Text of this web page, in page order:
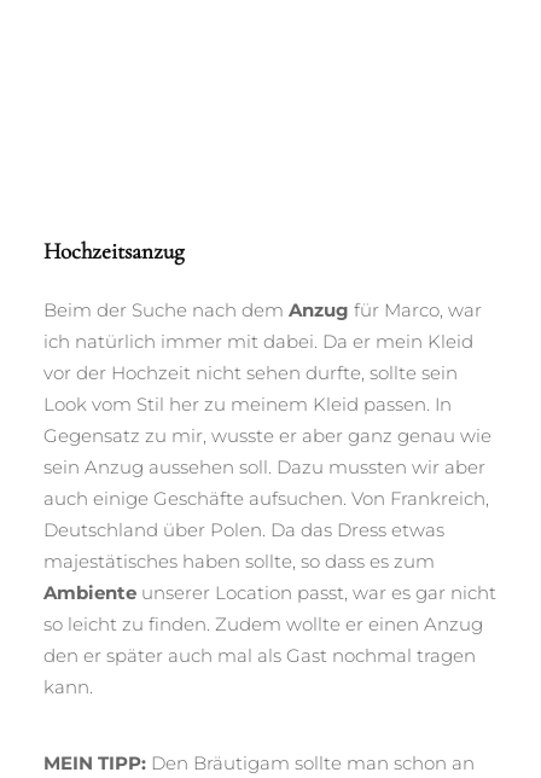
Hochzeitsanzug
Beim der Suche nach demAnzug für Marco, war
ich natürlich immer mit dabei. Da er mein Kleid
vor der Hochzeit nicht sehen durfte, sollte sein
Look vom Stil her zu meinem Kleid passen. In
Gegensatz zu mir, wusste er aber ganz genau wie
sein Anzug aussehen soll. Dazu mussten wir aber
auch einige Geschäfte aufsuchen. Von Frankreich,
Deutschland über Polen. Da das Dress etwas
majestätisches haben sollte, so dass es zum
Ambiente unserer Location passt, war es gar nicht
so leicht zu finden. Zudem wollte er einen Anzug
den er später auch mal als Gast nochmal tragen
kann.
MEIN TIPP: Den Bräutigam sollte man schon an